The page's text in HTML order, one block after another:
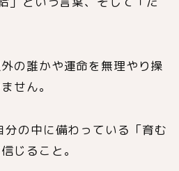
の誰かや運命を無理やり操
せん。
の中に備わっている「育む
じること。